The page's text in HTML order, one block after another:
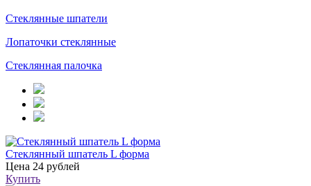
Стеклянные шпатели
Лопаточки стеклянные
Стеклянная палочка
Стеклянный шпатель L форма
Цена 24 рублей
Купить